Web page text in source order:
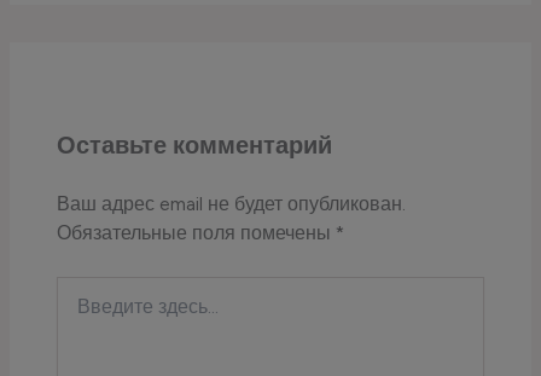
Оставьте комментарий
Ваш адрес email не будет опубликован.
Обязательные поля помечены *
здесь...